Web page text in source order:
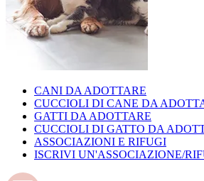
CANI DA ADOTTARE
CUCCIOLI DI CANE DA
GATTI DA ADOTTARE
CUCCIOLI DI GATTO DA
ASSOCIAZIONI E RIFUGI
ISCRIVI UN'ASSOCIAZIONE/